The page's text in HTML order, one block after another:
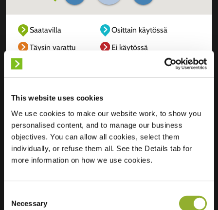
This website uses cookies
We use cookies to make our website work, to show you
personalised content, and to manage our business
objectives. You can allow all cookies, select them
individually, or refuse them all. See the Details tab for
more information on how we use cookies.
Selection
Necessary
Saatavilla
Osittain käytössä
Täysin varattu
Ei käytössä
Sijainti
Brullenweide 44
6931 VN
Westervoort